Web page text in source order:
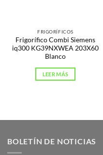
FRIGORÍFICOS
Frigorífico Combi Siemens
iq300 KG39NXWEA 203X60
Blanco
LEER MÁS
BOLETÍN DE NOTICIAS